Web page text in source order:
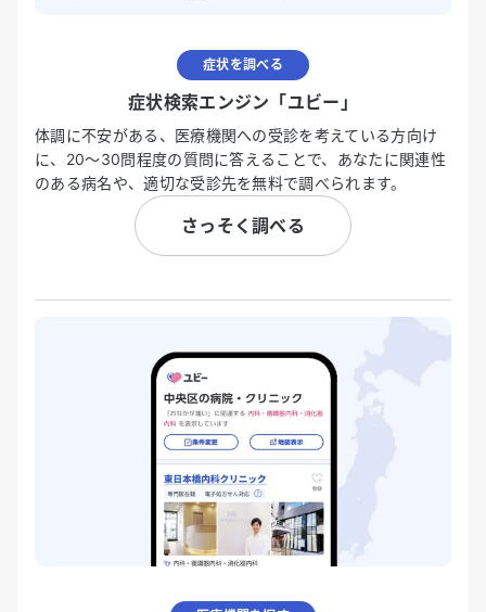
症状を調べる
症状検索エンジン「ユビー」
体調に不安がある、医療機関への受診を考えている方向け
に、20〜30問程度の質問に答えることで、あなたに関連性
のある病名や、適切な受診先を無料で調べられます。
さっそく調べる